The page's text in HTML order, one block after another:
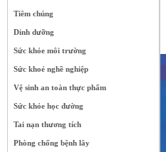
Tiêm chủng
Dinh dưỡng
Sức khỏe môi trường
Sức khoẻ nghề nghiệp
Vệ sinh an toàn thực phẩm
Sức khỏe học đường
Tai nạn thương tích
Phòng chống bệnh lây